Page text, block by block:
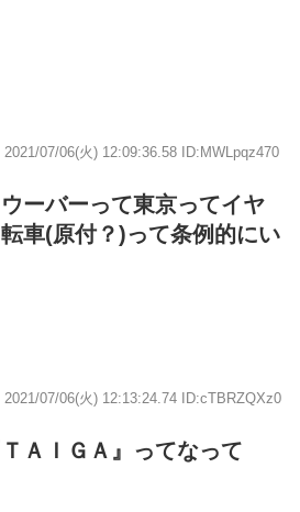
2021/07/06(火) 12:09:36.58 ID:MWLpqz470
ーバーって東京ってイヤ
車(原付？)って条例的にい
2021/07/06(火) 12:13:24.74 ID:cTBRZQXz0
ＡＩＧＡ』ってなって